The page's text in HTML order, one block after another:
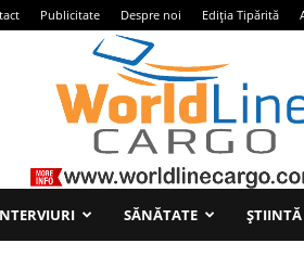
Publicitate Despre noi Ediția Tipărită
SĂNĂTATE ȘTIINTĂ